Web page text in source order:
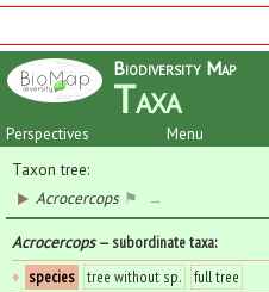
Biodiversity Map
Taxa
Perspectives
Menu
Taxon tree:
Acrocercops⚑ →
Acrocercops— subordinate taxa:
♦ species tree without sp.
full tree